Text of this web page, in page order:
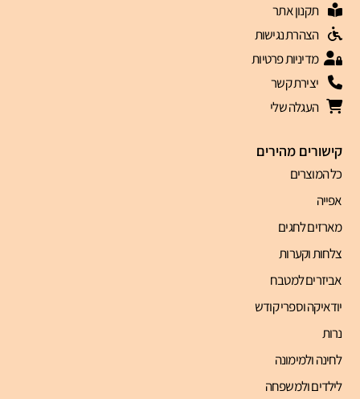
קישורים מהירים
כל המוצרים
אפייה
מארזים לחגים
צלחות וקערות
אביזרים למטבח
יודאיקה וספרי קודש
נרות
לחינה ולמימונה
לילדים ולמשפחה
תקנון אתר
הצהרת נגישות
מדיניות פרטיות
יצירת קשר
העגלה שלי